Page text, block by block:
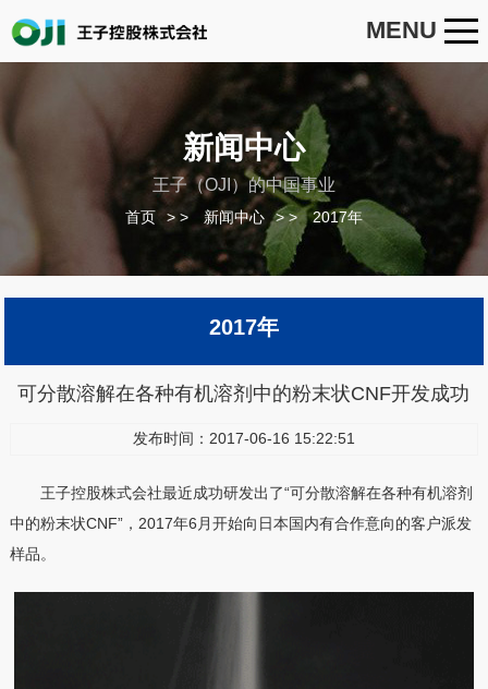
MENU
新闻中心
王子（OJI）的中国事业
首页 > 新闻中心 > 2017年
2017年
可分散溶解在各种有机溶剂中的粉末状CNF开发成功
发布时间：2017-06-16 15:22:51
王子控股株式会社最近成功研发出了“可分散溶解在各种有机溶剂
中的粉末状CNF”，2017年6月开始向日本国内有合作意向的客户派发
样品。